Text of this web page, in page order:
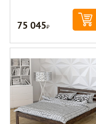
75 045Р